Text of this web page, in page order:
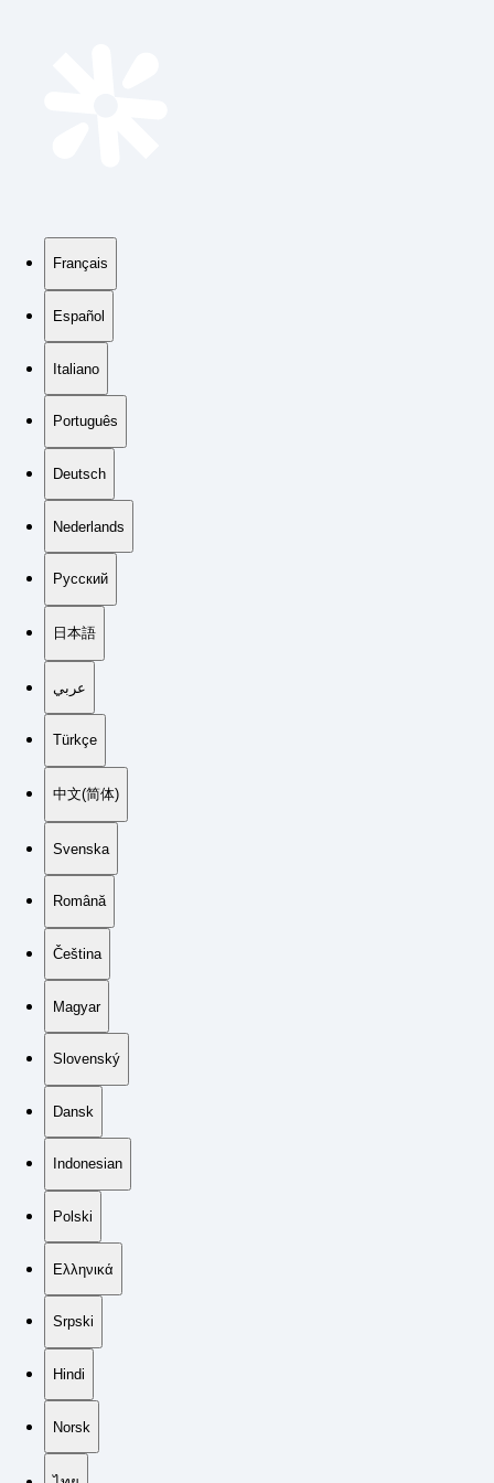
Français
Español
Italiano
Português
Deutsch
Nederlands
Русский
日本語
عربي
Türkçe
中文(简体)
Svenska
Română
Čeština
Magyar
Slovenský
Dansk
Indonesian
Polski
Ελληνικά
Srpski
Hindi
Norsk